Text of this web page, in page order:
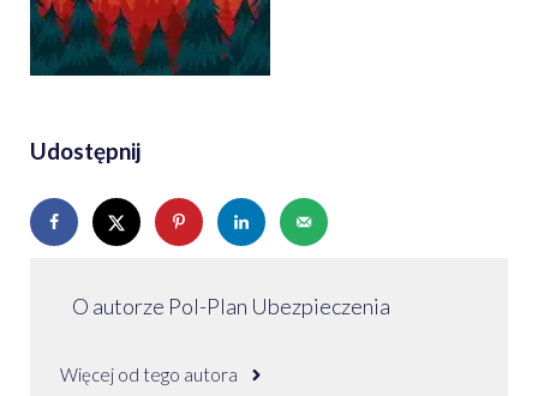
Udostępnij
O autorze Pol-Plan Ubezpieczenia
Więcej od tego autora